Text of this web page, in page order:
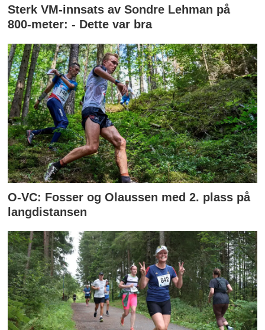
Sterk VM-innsats av Sondre Lehman på
800-meter: - Dette var bra
O-VC: Fosser og Olaussen med 2. plass på
langdistansen